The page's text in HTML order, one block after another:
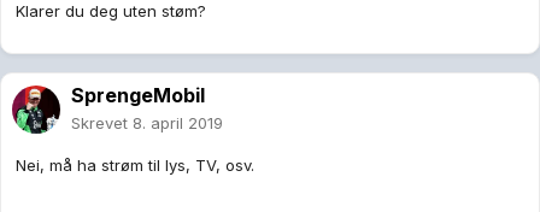
Klarer du deg uten støm?
SprengeMobil
Skrevet 8. april 2019
Nei, må ha strøm til lys, TV, osv.